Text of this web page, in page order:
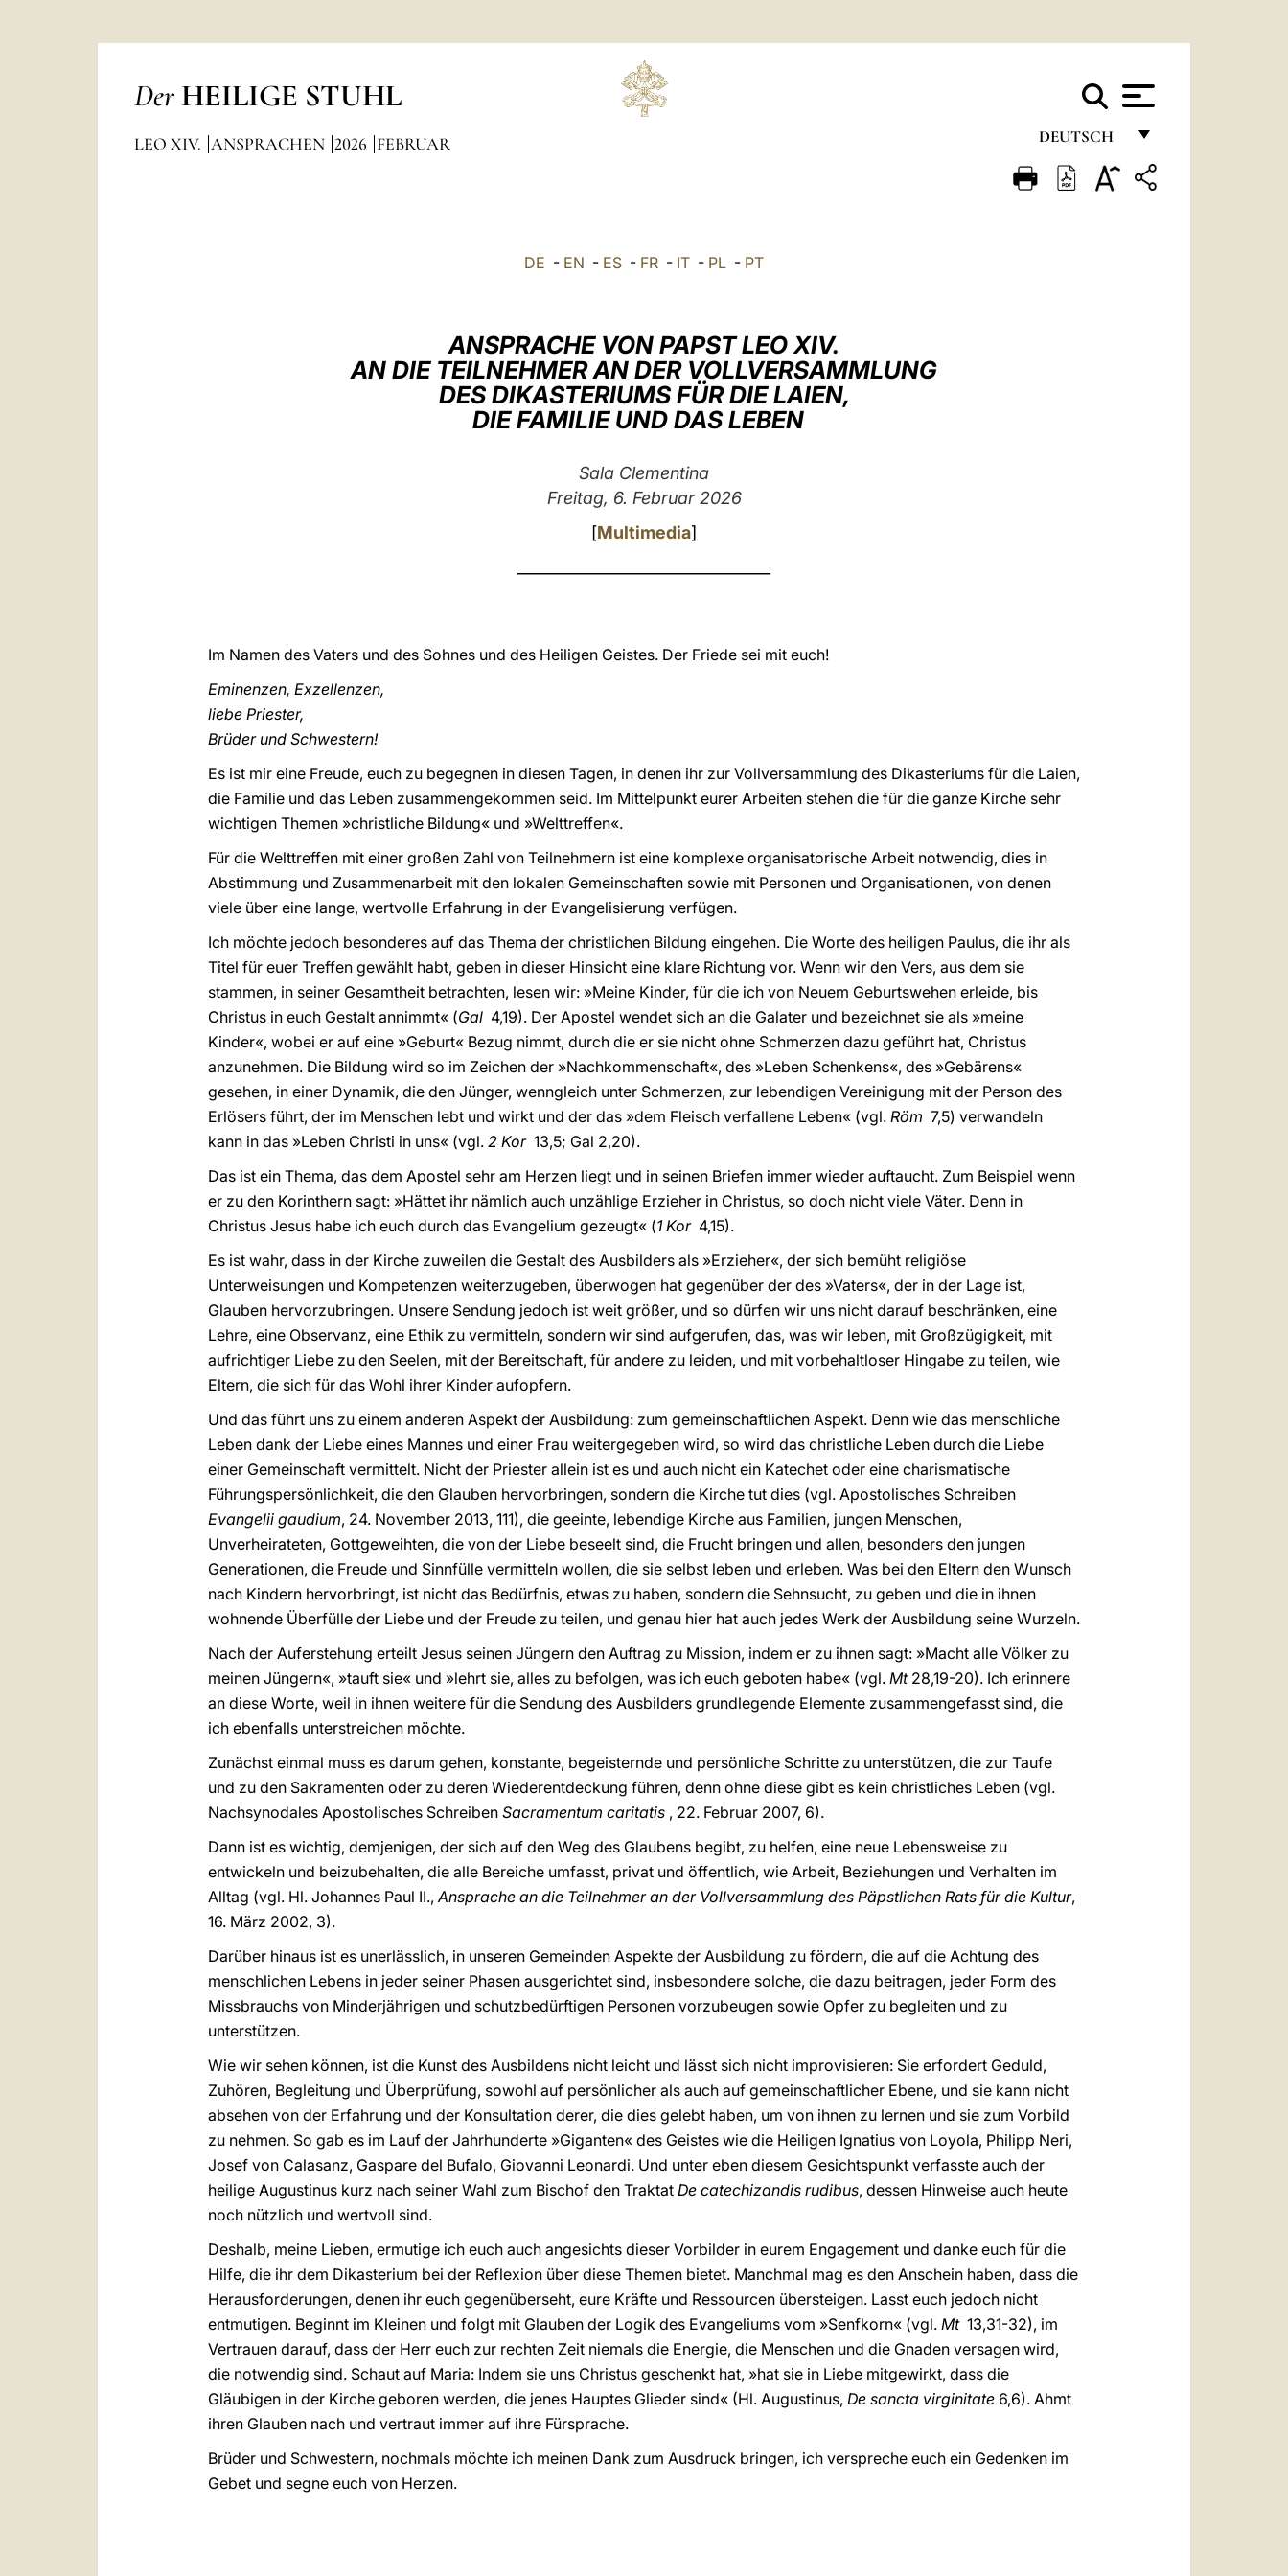
Der HEILIGE STUHL
DEUTSCH
FRANÇAIS
LEO XIV. ANSPRACHEN 2026 FEBRUAR
DE - EN - ES - FR - IT - PL - PT
ANSPRACHE VON PAPST LEO XIV.
AN DIE TEILNEHMER AN DER VOLLVERSAMMLUNG
DES DIKASTERIUMS FÜR DIE LAIEN,
DIE FAMILIE UND DAS LEBEN
Sala Clementina
Freitag, 6. Februar 2026
[Multimedia]
Im Namen des Vaters und des Sohnes und des Heiligen Geistes. Der Friede sei mit euch!
Eminenzen, Exzellenzen,
liebe Priester,
Brüder und Schwestern!
Es ist mir eine Freude, euch zu begegnen in diesen Tagen, in denen ihr zur Vollversammlung des Dikasteriums für die Laien,
die Familie und das Leben zusammengekommen seid. Im Mittelpunkt eurer Arbeiten stehen die für die ganze Kirche sehr
wichtigen Themen »christliche Bildung« und »Welttreffen«.
Für die Welttreffen mit einer großen Zahl von Teilnehmern ist eine komplexe organisatorische Arbeit notwendig, dies in
Abstimmung und Zusammenarbeit mit den lokalen Gemeinschaften sowie mit Personen und Organisationen, von denen
viele über eine lange, wertvolle Erfahrung in der Evangelisierung verfügen.
Ich möchte jedoch besonderes auf das Thema der christlichen Bildung eingehen. Die Worte des heiligen Paulus, die ihr als
Titel für euer Treffen gewählt habt, geben in dieser Hinsicht eine klare Richtung vor. Wenn wir den Vers, aus dem sie
stammen, in seiner Gesamtheit betrachten, lesen wir: »Meine Kinder, für die ich von Neuem Geburtswehen erleide, bis
Christus in euch Gestalt annimmt« (Gal 4,19). Der Apostel wendet sich an die Galater und bezeichnet sie als »meine
Kinder«, wobei er auf eine »Geburt« Bezug nimmt, durch die er sie nicht ohne Schmerzen dazu geführt hat, Christus
anzunehmen. Die Bildung wird so im Zeichen der »Nachkommenschaft«, des »Leben Schenkens«, des »Gebärens«
gesehen, in einer Dynamik, die den Jünger, wenngleich unter Schmerzen, zur lebendigen Vereinigung mit der Person des
Erlösers führt, der im Menschen lebt und wirkt und der das »dem Fleisch verfallene Leben« (vgl. Röm 7,5) verwandeln
kann in das »Leben Christi in uns« (vgl. 2 Kor13,5; Gal 2,20).
Das ist ein Thema, das dem Apostel sehr am Herzen liegt und in seinen Briefen immer wieder auftaucht. Zum Beispiel wenn
er zu den Korinthern sagt: »Hättet ihr nämlich auch unzählige Erzieher in Christus, so doch nicht viele Väter. Denn in
Christus Jesus habe ich euch durch das Evangelium gezeugt« (1 Kor4,15).
Es ist wahr, dass in der Kirche zuweilen die Gestalt des Ausbilders als »Erzieher«, der sich bemüht religiöse
Unterweisungen und Kompetenzen weiterzugeben, überwogen hat gegenüber der des »Vaters«, der in der Lage ist,
Glauben hervorzubringen. Unsere Sendung jedoch ist weit größer, und so dürfen wir uns nicht darauf beschränken, eine
Lehre, eine Observanz, eine Ethik zu vermitteln, sondern wir sind aufgerufen, das, was wir leben, mit Großzügigkeit, mit
aufrichtiger Liebe zu den Seelen, mit der Bereitschaft, für andere zu leiden, und mit vorbehaltloser Hingabe zu teilen, wie
Eltern, die sich für das Wohl ihrer Kinder aufopfern.
Und das führt uns zu einem anderen Aspekt der Ausbildung: zum gemeinschaftlichen Aspekt. Denn wie das menschliche
Leben dank der Liebe eines Mannes und einer Frau weitergegeben wird, so wird das christliche Leben durch die Liebe
einer Gemeinschaft vermittelt. Nicht der Priester allein ist es und auch nicht ein Katechet oder eine charismatische
Führungspersönlichkeit, die den Glauben hervorbringen, sondern die Kirche tut dies (vgl. Apostolisches Schreiben
Evangelii gaudium, 24. November 2013, 111), die geeinte, lebendige Kirche aus Familien, jungen Menschen,
Unverheirateten, Gottgeweihten, die von der Liebe beseelt sind, die Frucht bringen und allen, besonders den jungen
Generationen, die Freude und Sinnfülle vermitteln wollen, die sie selbst leben und erleben. Was bei den Eltern den Wunsch
nach Kindern hervorbringt, ist nicht das Bedürfnis, etwas zu haben, sondern die Sehnsucht, zu geben und die in ihnen
wohnende Überfülle der Liebe und der Freude zu teilen, und genau hier hat auch jedes Werk der Ausbildung seine Wurzeln.
Nach der Auferstehung erteilt Jesus seinen Jüngern den Auftrag zu Mission, indem er zu ihnen sagt: »Macht alle Völker zu
meinen Jüngern«, »tauft sie« und »lehrt sie, alles zu befolgen, was ich euch geboten habe« (vgl. Mt28,19-20). Ich erinnere
an diese Worte, weil in ihnen weitere für die Sendung des Ausbilders grundlegende Elemente zusammengefasst sind, die
ich ebenfalls unterstreichen möchte.
Zunächst einmal muss es darum gehen, konstante, begeisternde und persönliche Schritte zu unterstützen, die zur Taufe
und zu den Sakramenten oder zu deren Wiederentdeckung führen, denn ohne diese gibt es kein christliches Leben (vgl.
Nachsynodales Apostolisches Schreiben Sacramentum caritatis , 22. Februar 2007, 6).
Dann ist es wichtig, demjenigen, der sich auf den Weg des Glaubens begibt, zu helfen, eine neue Lebensweise zu
entwickeln und beizubehalten, die alle Bereiche umfasst, privat und öffentlich, wie Arbeit, Beziehungen und Verhalten im
Alltag (vgl. Hl. Johannes Paul II.,Ansprache an die Teilnehmer an der Vollversammlung des Päpstlichen Rats für die Kultur,
16. März 2002, 3).
Darüber hinaus ist es unerlässlich, in unseren Gemeinden Aspekte der Ausbildung zu fördern, die auf die Achtung des
menschlichen Lebens in jeder seiner Phasen ausgerichtet sind, insbesondere solche, die dazu beitragen, jeder Form des
Missbrauchs von Minderjährigen und schutzbedürftigen Personen vorzubeugen sowie Opfer zu begleiten und zu
unterstützen.
Wie wir sehen können, ist die Kunst des Ausbildens nicht leicht und lässt sich nicht improvisieren: Sie erfordert Geduld,
Zuhören, Begleitung und Überprüfung, sowohl auf persönlicher als auch auf gemeinschaftlicher Ebene, und sie kann nicht
absehen von der Erfahrung und der Konsultation derer, die dies gelebt haben, um von ihnen zu lernen und sie zum Vorbild
zu nehmen. So gab es im Lauf der Jahrhunderte »Giganten« des Geistes wie die Heiligen Ignatius von Loyola, Philipp Neri,
Josef von Calasanz, Gaspare del Bufalo, Giovanni Leonardi. Und unter eben diesem Gesichtspunkt verfasste auch der
heilige Augustinus kurz nach seiner Wahl zum Bischof den Traktat De catechizandis rudibus, dessen Hinweise auch heute
noch nützlich und wertvoll sind.
Deshalb, meine Lieben, ermutige ich euch auch angesichts dieser Vorbilder in eurem Engagement und danke euch für die
Hilfe, die ihr dem Dikasterium bei der Reflexion über diese Themen bietet. Manchmal mag es den Anschein haben, dass die
Herausforderungen, denen ihr euch gegenüberseht, eure Kräfte und Ressourcen übersteigen. Lasst euch jedoch nicht
entmutigen. Beginnt im Kleinen und folgt mit Glauben der Logik des Evangeliums vom »Senfkorn« (vgl. Mt 13,31-32), im
Vertrauen darauf, dass der Herr euch zur rechten Zeit niemals die Energie, die Menschen und die Gnaden versagen wird,
die notwendig sind. Schaut auf Maria: Indem sie uns Christus geschenkt hat, »hat sie in Liebe mitgewirkt, dass die
Gläubigen in der Kirche geboren werden, die jenes Hauptes Glieder sind« (Hl. Augustinus, De sancta virginitate 6,6). Ahmt
ihren Glauben nach und vertraut immer auf ihre Fürsprache.
Brüder und Schwestern, nochmals möchte ich meinen Dank zum Ausdruck bringen, ich verspreche euch ein Gedenken im
Gebet und segne euch von Herzen.